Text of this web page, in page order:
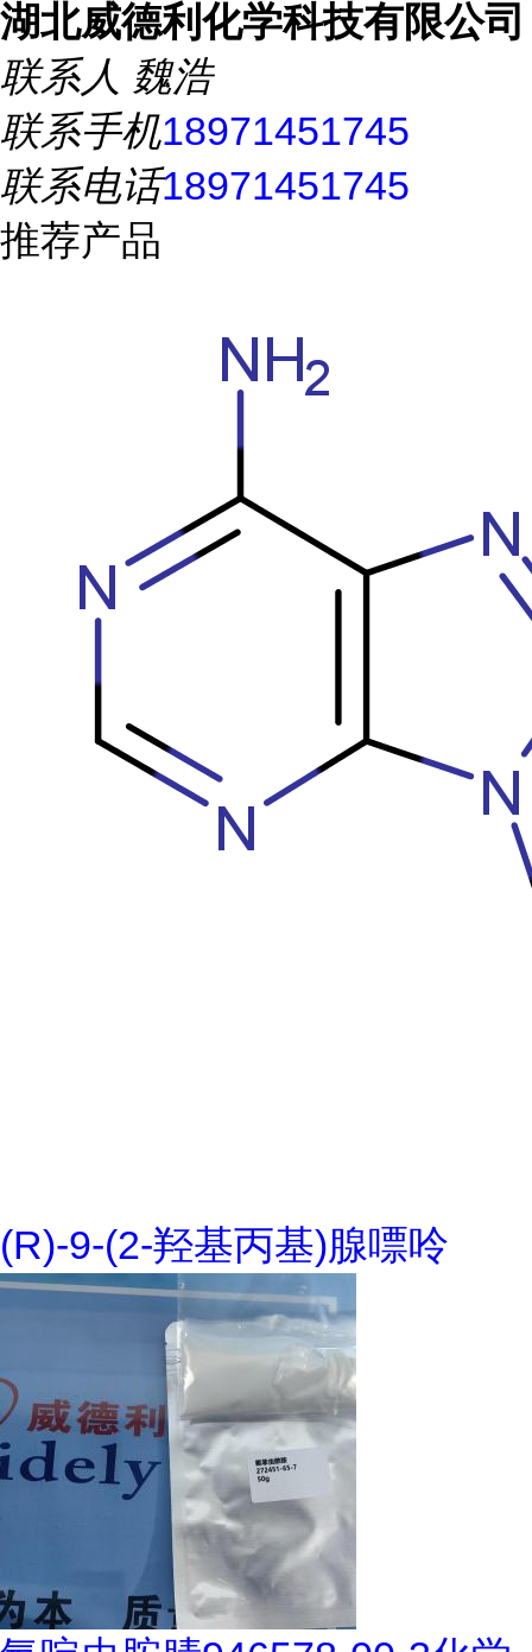
湖北威德利化学科技有限公司
联系人 魏浩
联系手机18971451745
联系电话18971451745
推荐产品
(R)-9-(2-羟基丙基)腺嘌呤